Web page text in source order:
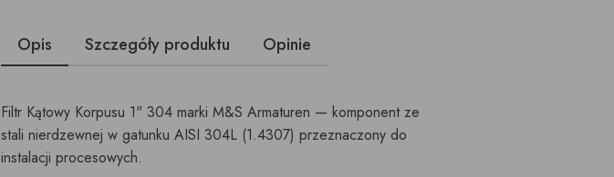
Opis Szczegóły produktu Opinie
Filtr Kątowy Korpusu 1" 304 marki M&S Armaturen — komponent ze
stali nierdzewnej w gatunku AISI 304L (1.4307) przeznaczony do
instalacji procesowych.